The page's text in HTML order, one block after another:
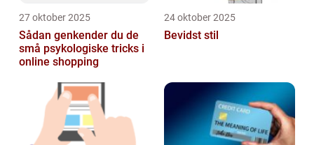
27 oktober 2025
Sådan genkender du de
små psykologiske tricks i
online shopping
24 oktober 2025
Bevidst stil